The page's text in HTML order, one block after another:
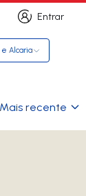
Entrar
Entrar
Alcaria
Mais recente